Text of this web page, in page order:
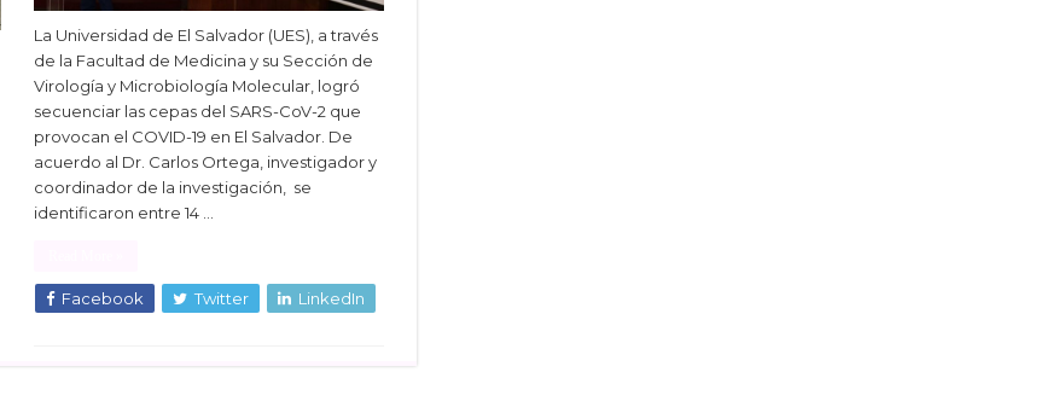
La Universidad de El Salvador (UES), a través
de la Facultad de Medicina y su Sección de
Virología y Microbiología Molecular, logró
secuenciar las cepas del SARS-CoV-2 que
provocan el COVID-19 en El Salvador. De
acuerdo al Dr. Carlos Ortega, investigador y
coordinador de la investigación, se
identificaron entre 14 …
Facebook Twitter LinkedIn